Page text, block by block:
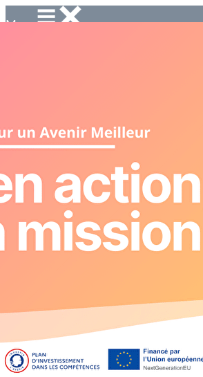
Menu
Solidarité International
Ajoutez un logo, un bouton, des réseaux
Cliquez pour éditer
Accueil
▾
Accueil
Solidarité International
Qui sommes nous ?
▾
Le projet éducatif et
Tiers lieu
Ateliers